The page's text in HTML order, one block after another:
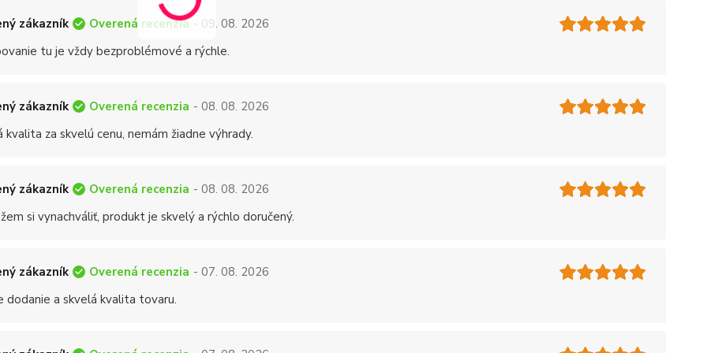
zákazník Overená recenzia - 09. 08. 2026
tu je vždy bezproblémové a rýchle.
zákazník Overená recenzia - 08. 08. 2026
kvalita za skvelú cenu, nemám žiadne výhrady.
zákazník Overená recenzia - 08. 08. 2026
si vynachváliť, produkt je skvelý a rýchlo doručený.
zákazník Overená recenzia - 07. 08. 2026
dodanie a skvelá kvalita tovaru.